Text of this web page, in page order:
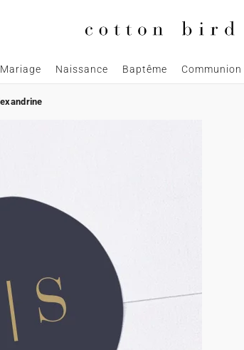
Mariage Naissance Baptême Communion